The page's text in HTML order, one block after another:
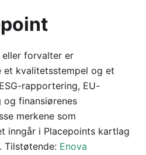
eller forvalter er
et kvalitetsstempel og et
rapportering, EU-
finansiørenes
merkene som
inngår i Placepoints kartlag
. Tilstøtende: Enova